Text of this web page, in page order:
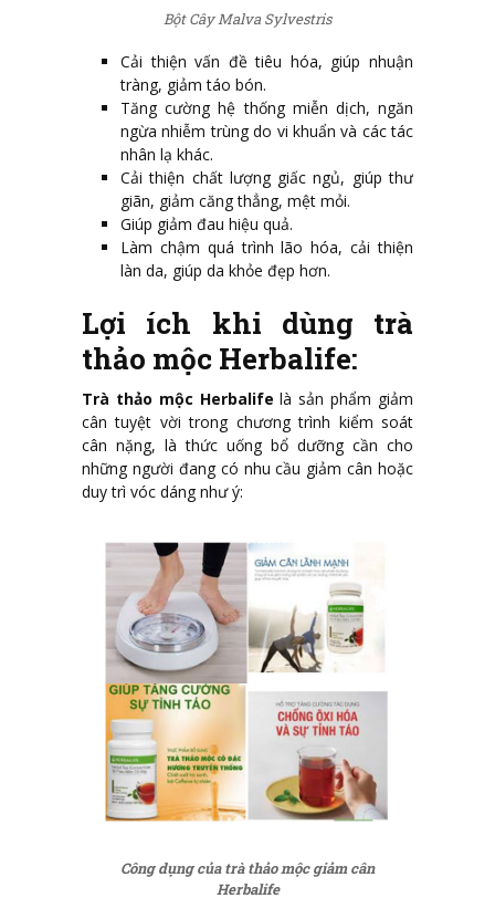
Bột Cây Malva Sylvestris
Cải thiện vấn đề tiêu hóa, giúp nhuận
tràng, giảm táo bón.
Tăng cường hệ thống miễn dịch, ngăn
ngừa nhiễm trùng do vi khuẩn và các tác
nhân lạ khác.
Cải thiện chất lượng giấc ngủ, giúp thư
giãn, giảm căng thẳng, mệt mỏi.
Giúp giảm đau hiệu quả.
Làm chậm quá trình lão hóa, cải thiện
làn da, giúp da khỏe đẹp hơn.
Lợi ích khi dùng trà
thảo mộc Herbalife:
Trà thảo mộc Herbalife là sản phẩm giảm
cân tuyệt vời trong chương trình kiểm soát
cân nặng, là thức uống bổ dưỡng cần cho
những người đang có nhu cầu giảm cân hoặc
duy trì vóc dáng như ý:
Công dụng của trà thảo mộc giảm cân
Herbalife